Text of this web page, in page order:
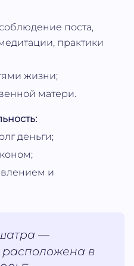
поста,
практики
жизни;
матери.
деньги;
и
—
в